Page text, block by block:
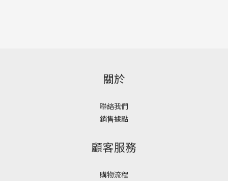
關於
聯絡我們
銷售據點
顧客服務
購物流程